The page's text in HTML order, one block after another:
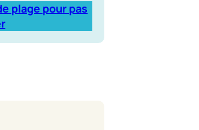
plage pour pas